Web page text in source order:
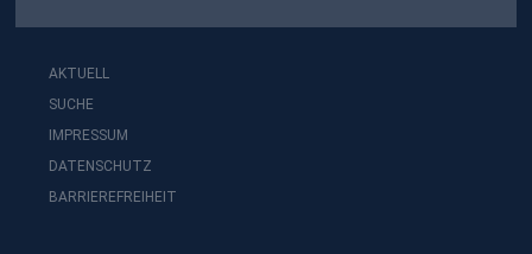
AKTUELL
SUCHE
IMPRESSUM
DATENSCHUTZ
BARRIEREFREIHEIT